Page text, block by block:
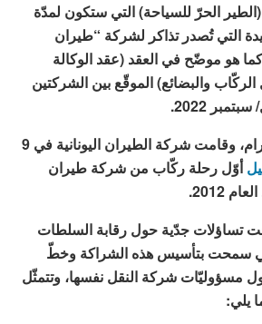
الحرّ للسياحة) التي ستكون لمدّة
التي تُصدر تذاكر لشركة “طيران
هو موضّح في العقد (عقد الوكالة
والبضائع) الموقّع بين الشركتين
سارت الأمور على ما يرام، وقامت شركة الطيران اليونانية في 9
أوّل رحلة ركّاب من شركة طيران
2012.
تساؤلات جدّية حول رقابة السلطات
التي سمحت بتأسيس هذه الشراكة وخطّ
مسؤوليّات شركة النقل نفسها، وتتمثّل
يلي: